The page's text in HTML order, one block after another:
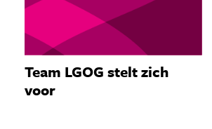
Team LGOG stelt zich
voor